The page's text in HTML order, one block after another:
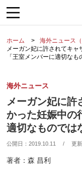
ホーム
海外ニュース（
メーガン妃に許されてキ
「王室メンバーに適切なも
海外ニュース
メーガン妃に許
かった妊娠中
適切なものでは
公開日：2019.10.11 / 更
著者：森 昌利